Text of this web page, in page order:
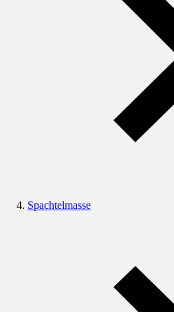
Spachtelmasse